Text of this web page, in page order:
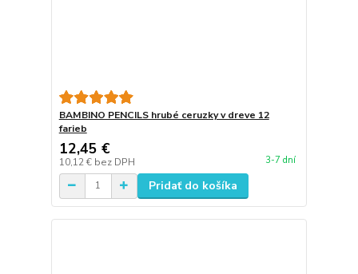
BAMBINO PENCILS hrubé ceruzky v dreve 12
farieb
12,45 €
10,12 € bez DPH 3-7 dní
Pridať do košíka